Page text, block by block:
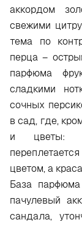
аккордом
свежими
тема по
перца –
парфюма
сладкими
сочных
в сад, где,
и цветы:
цветом, а
База
пачулевый
сандала,